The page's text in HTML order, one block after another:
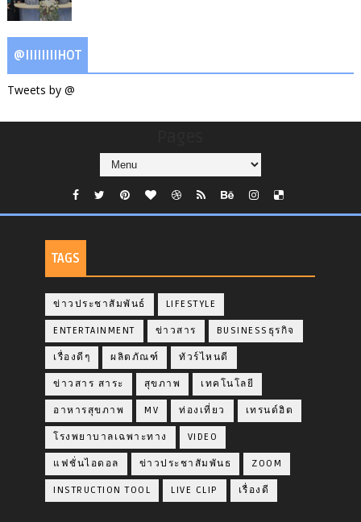
@IIIIIIIIHOT
Tweets by @
TAGS
ข่าวประชาสัมพันธ์ LIFESTYLE
ENTERTAINMENT ข่าวสาร BUSINESSธุรกิจ
เรื่องดีๆ ผลิตภัณฑ์ ทัวร์ไหนดี
ข่าวสาร สาระ สุขภาพ เทคโนโลยี
อาหารสุขภาพ MV ท่องเที่ยว เทรนด์ฮิต
โรงพยาบาลเฉพาะทาง VIDEO
แฟชั่นไอดอล ข่าวประชาสัมพันธ ZOOM
INSTRUCTION TOOL LIVE CLIP เรื่องดี